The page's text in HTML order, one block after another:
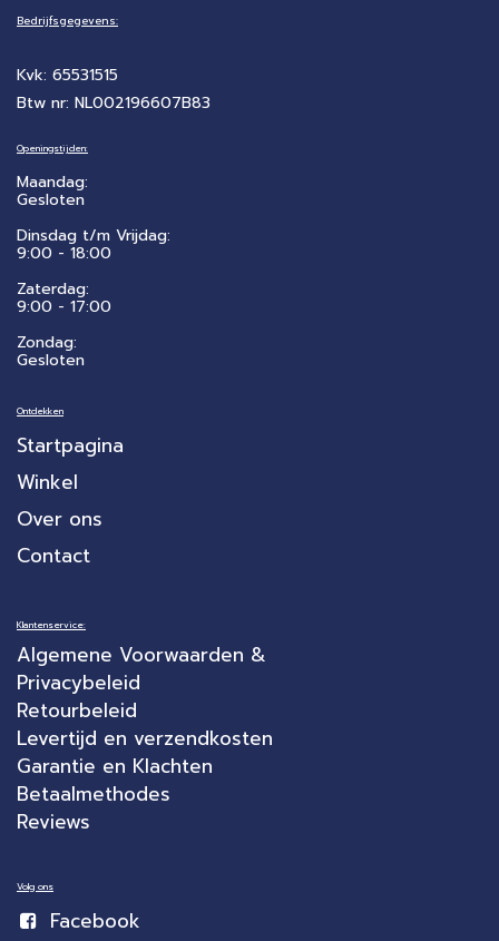
Bedrijfsgegevens:
Kvk: 65531515
Btw nr: NL002196607B83
Openingstijden:
Maandag:
Gesloten
Dinsdag t/m Vrijdag:
9:00 - 18:00
Zaterdag:
​9:00 - 17:00
Zondag:
Gesloten
Ontdekken
Startpagina
Winkel
Over ons
Contact
Klantenservice:
Algemene Voorwaarden &
Privacybeleid
Retourbeleid
Levertijd en verzendkosten
Garantie en Klachten
Betaalmethodes
Reviews
Volg ons
Facebook